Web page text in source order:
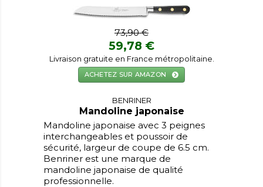
73,90 €
59,78 €
Livraison gratuite en France métropolitaine.
ACHETEZ SUR AMAZON
BENRINER
Mandoline japonaise
Mandoline japonaise avec 3 peignes
interchangeables et poussoir de
sécurité, largeur de coupe de 6.5 cm.
Benriner est une marque de
mandoline japonaise de qualité
professionnelle.